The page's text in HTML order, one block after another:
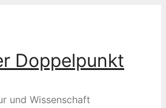
Doppelpunkt
und Wissenschaft